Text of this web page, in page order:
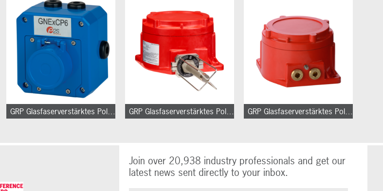
GRP Glasfaserverstärktes Polyester GRP Glasfaserverstärktes Polyester GRP Glasfaserverstärktes Polyester
Join over 20,938 industry professionals and get our
latest news sent directly to your inbox.